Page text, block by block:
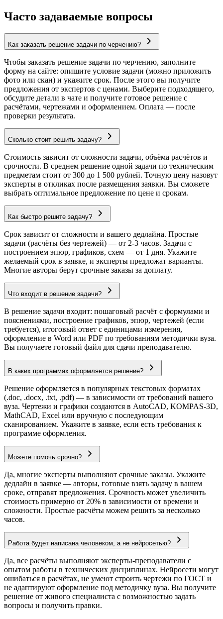
Часто задаваемые вопросы
Как заказать решение задачи по черчению?
Чтобы заказать решение задачи по черчению, заполните
форму на сайте: опишите условие задачи (можно приложить
фото или скан) и укажите срок. После этого вы получите
предложения от экспертов с ценами. Выберите подходящего,
обсудите детали в чате и получите готовое решение с
расчётами, чертежами и оформлением. Оплата — после
проверки результата.
Сколько стоит решить задачу?
Стоимость зависит от сложности задачи, объёма расчётов и
срочности. В среднем решение одной задачи по техническим
предметам стоит от 300 до 1 500 рублей. Точную цену назовут
эксперты в откликах после размещения заявки. Вы сможете
выбрать оптимальное предложение по цене и срокам.
Как быстро решите задачу?
Срок зависит от сложности и вашего дедлайна. Простые
задачи (расчёты без чертежей) — от 2-3 часов. Задачи с
построением эпюр, графиков, схем — от 1 дня. Укажите
желаемый срок в заявке, и эксперты предложат варианты.
Многие авторы берут срочные заказы за доплату.
Что входит в решение задачи?
В решение задачи входит: пошаговый расчёт с формулами и
пояснениями, построение графиков, эпюр, чертежей (если
требуется), итоговый ответ с единицами измерения,
оформление в Word или PDF по требованиям методички вуза.
Вы получаете готовый файл для сдачи преподавателю.
В каких программах оформляется решение?
Решение оформляется в популярных текстовых форматах
(.doc, .docx, .txt, .pdf) — в зависимости от требований вашего
вуза. Чертежи и графики создаются в AutoCAD, KOMPAS-3D,
MathCAD, Excel или вручную с последующим
сканированием. Укажите в заявке, если есть требования к
программе оформления.
Можете помочь срочно?
Да, многие эксперты выполняют срочные заказы. Укажите
дедлайн в заявке — авторы, готовые взять задачу в вашем
сроке, отправят предложения. Срочность может увеличить
стоимость примерно от 20% в зависимости от времени и
сложности. Простые расчёты можем решить за несколько
часов.
Работа будет написана человеком, а не нейросетью?
Да, все расчёты выполняют эксперты-преподаватели с
опытом работы в технических дисциплинах. Нейросети могут
ошибаться в расчётах, не умеют строить чертежи по ГОСТ и
не адаптируют оформление под методичку вуза. Вы получите
решение от живого специалиста с возможностью задать
вопросы и получить правки.